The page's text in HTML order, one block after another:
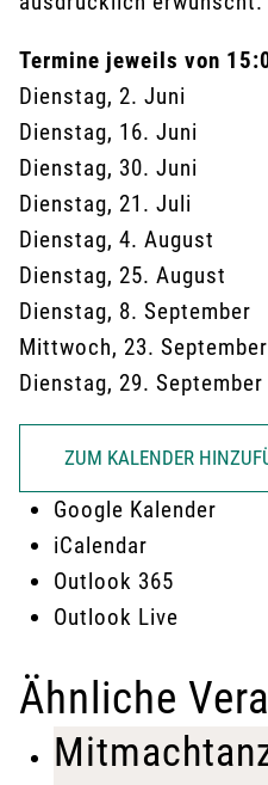
Termine jeweils von
Dienstag, 2. Juni
Dienstag, 16. Juni
Dienstag, 30. Juni
Dienstag, 21. Juli
Dienstag, 4. August
Dienstag, 25. August
Dienstag, 8. September
Mittwoch, 23. September
Dienstag, 29. September
ZUM KALENDER
Google Kalender
iCalendar
Outlook 365
Outlook Live
Ähnliche